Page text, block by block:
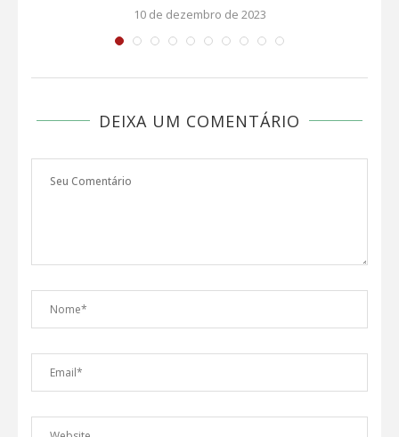
10 de dezembro de 2023
DEIXA UM COMENTÁRIO